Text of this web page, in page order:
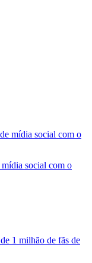
social com o